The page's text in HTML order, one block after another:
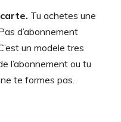
Tu achetes une
d’abonnement
un modele tres
l’abonnement ou tu
te formes pas.